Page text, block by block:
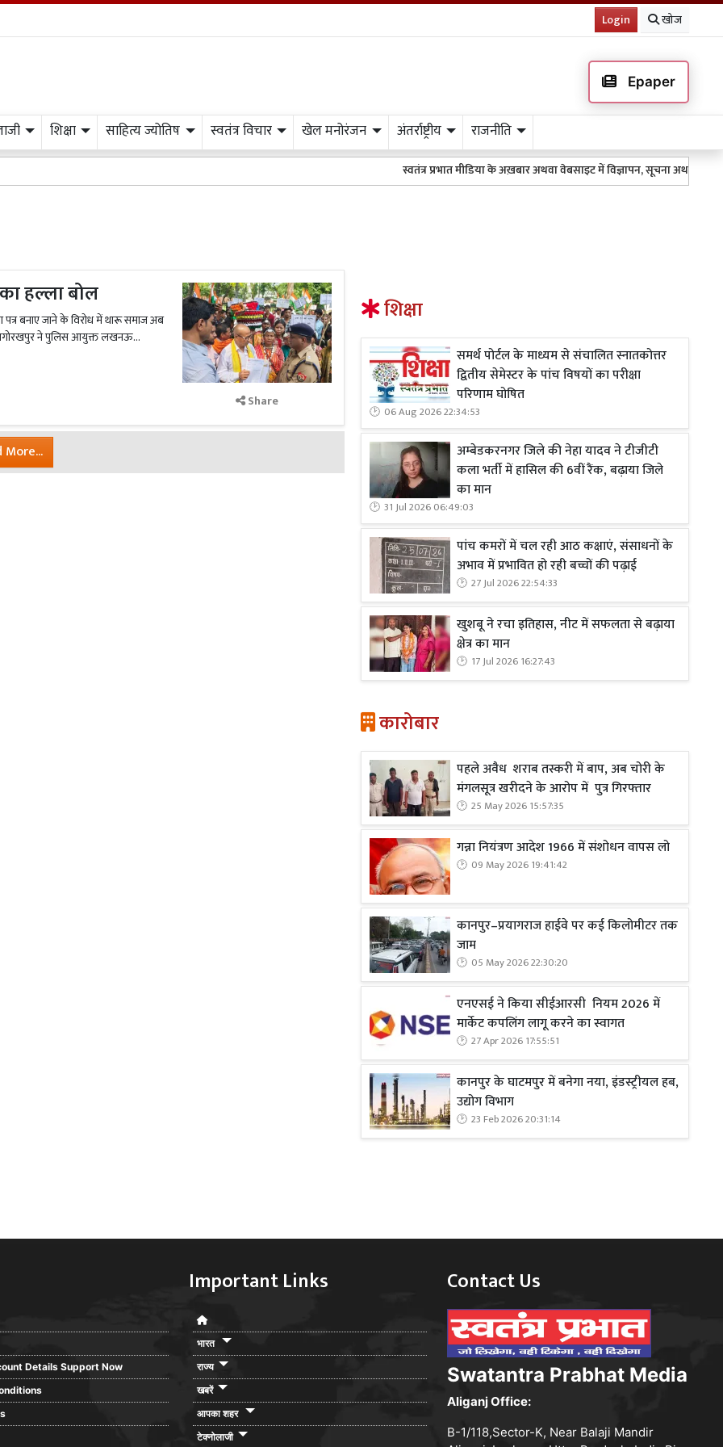
Login खोज
Epaper
शिक्षा साहित्य ज्योतिष स्वतंत्र विचार खेल मनोरंजन अंतर्राष्ट्रीय राजनीति
स्वतंत्र प्रभात मीडिया के अख़बार अथवा वेबसाइट में विज्ञापन, सूचना अथवा किसी
हल्ला बोल
बनाए जाने के विरोध में थारू समाज अब
ने पुलिस आयुक्त लखनऊ...
Share
More...
शिक्षा
समर्थ पोर्टल के माध्यम से संचालित स्नातकोत्तर
द्वितीय सेमेस्टर के पांच विषयों का परीक्षा
परिणाम घोषित
06 Aug 2026 22:34:53
अम्बेडकरनगर जिले की नेहा यादव ने टीजीटी
कला भर्ती में हासिल की 6वीं रैंक, बढ़ाया जिले
का मान
31 Jul 2026 06:49:03
पांच कमरों में चल रही आठ कक्षाएं, संसाधनों के
अभाव में प्रभावित हो रही बच्चों की पढ़ाई
27 Jul 2026 22:54:33
खुशबू ने रचा इतिहास, नीट में सफलता से बढ़ाया
क्षेत्र का मान
17 Jul 2026 16:27:43
कारोबार
पहले अवैध शराब तस्करी में बाप, अब चोरी के
मंगलसूत्र खरीदने के आरोप में पुत्र गिरफ्तार
25 May 2026 15:57:35
गन्ना नियंत्रण आदेश 1966 में संशोधन वापस लो
09 May 2026 19:41:42
कानपुर–प्रयागराज हाईवे पर कई किलोमीटर तक
जाम
05 May 2026 22:30:20
एनएसई ने किया सीईआरसी नियम 2026 में
मार्केट कपलिंग लागू करने का स्वागत
27 Apr 2026 17:55:51
कानपुर के घाटमपुर में बनेगा नया, इंडस्ट्रीयल हब,
उद्योग विभाग
23 Feb 2026 20:31:14
Details Support Now
Important Links
भारत
राज्य
खबरें
आपका शहर
टेक्नोलाजी
Contact Us
Swatantra Prabhat Media
Aliganj Office:
B-1/118,Sector-K, Near Balaji Mandir